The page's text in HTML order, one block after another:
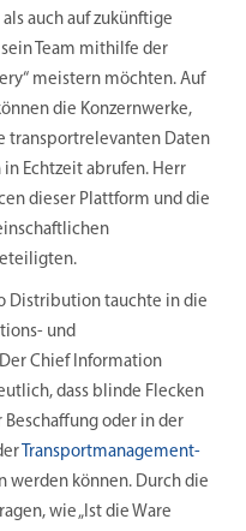
auch auf zukünftige
Team mithilfe der
meistern möchten. Auf
die Konzernwerke,
transportrelevanten Daten
Echtzeit abrufen. Herr
dieser Plattform und die
Distribution tauchte in die
und
Chief Information
dass blinde Flecken
oder in der
Transportmanagement-
werden können. Durch die
wie „Ist die Ware